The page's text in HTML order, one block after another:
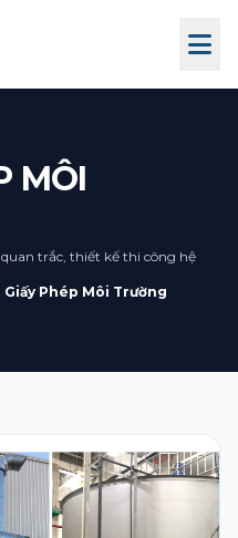
MÔI
trắc, thiết kế thi công hệ
Giấy Phép Môi Trường
Quang liên hệ, rà
xử lý phù hợp.